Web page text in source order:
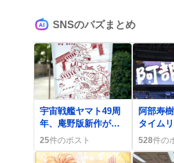
SNSのバズまとめ
宇宙戦艦ヤマト49周
年、庵野版新作が進
行中でファン歓喜、
音声4Kリマスターや
新CGも披露
25件のポスト
阿部寿
タイム
ラゴン
528件の